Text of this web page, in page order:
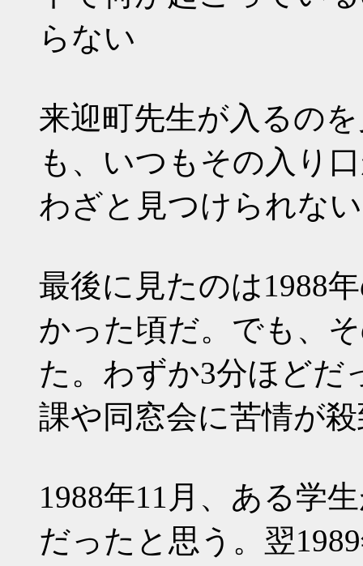
らない
来迎町先生が入るの
も、いつもその入り
わざと見つけられない
最後に見たのは1988
かった頃だ。でも、
た。わずか3分ほどだ
課や同窓会に苦情が
1988年11月、ある学
だったと思う。翌